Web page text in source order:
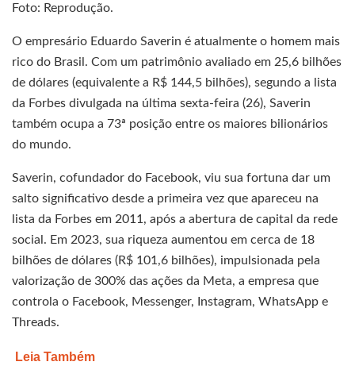
Foto: Reprodução.
O empresário Eduardo Saverin é atualmente o homem mais
rico do Brasil. Com um patrimônio avaliado em 25,6 bilhões
de dólares (equivalente a R$ 144,5 bilhões), segundo a lista
da Forbes divulgada na última sexta-feira (26), Saverin
também ocupa a 73ª posição entre os maiores bilionários
do mundo.
Saverin, cofundador do Facebook, viu sua fortuna dar um
salto significativo desde a primeira vez que apareceu na
lista da Forbes em 2011, após a abertura de capital da rede
social. Em 2023, sua riqueza aumentou em cerca de 18
bilhões de dólares (R$ 101,6 bilhões), impulsionada pela
valorização de 300% das ações da Meta, a empresa que
controla o Facebook, Messenger, Instagram, WhatsApp e
Threads.
Leia Também